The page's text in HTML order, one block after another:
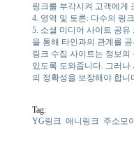
링크를 부각시켜 고객에게
4. 영역 및 토론: 다수의 링
5. 소셜 미디어 사이트 공
을 통해 타인과의 관계를
링크 수집 사이트는 정보
있도록 도와줍니다. 그러
의 정확성을 보장해야 합
Tag:
YG링크 애니링크 주소모